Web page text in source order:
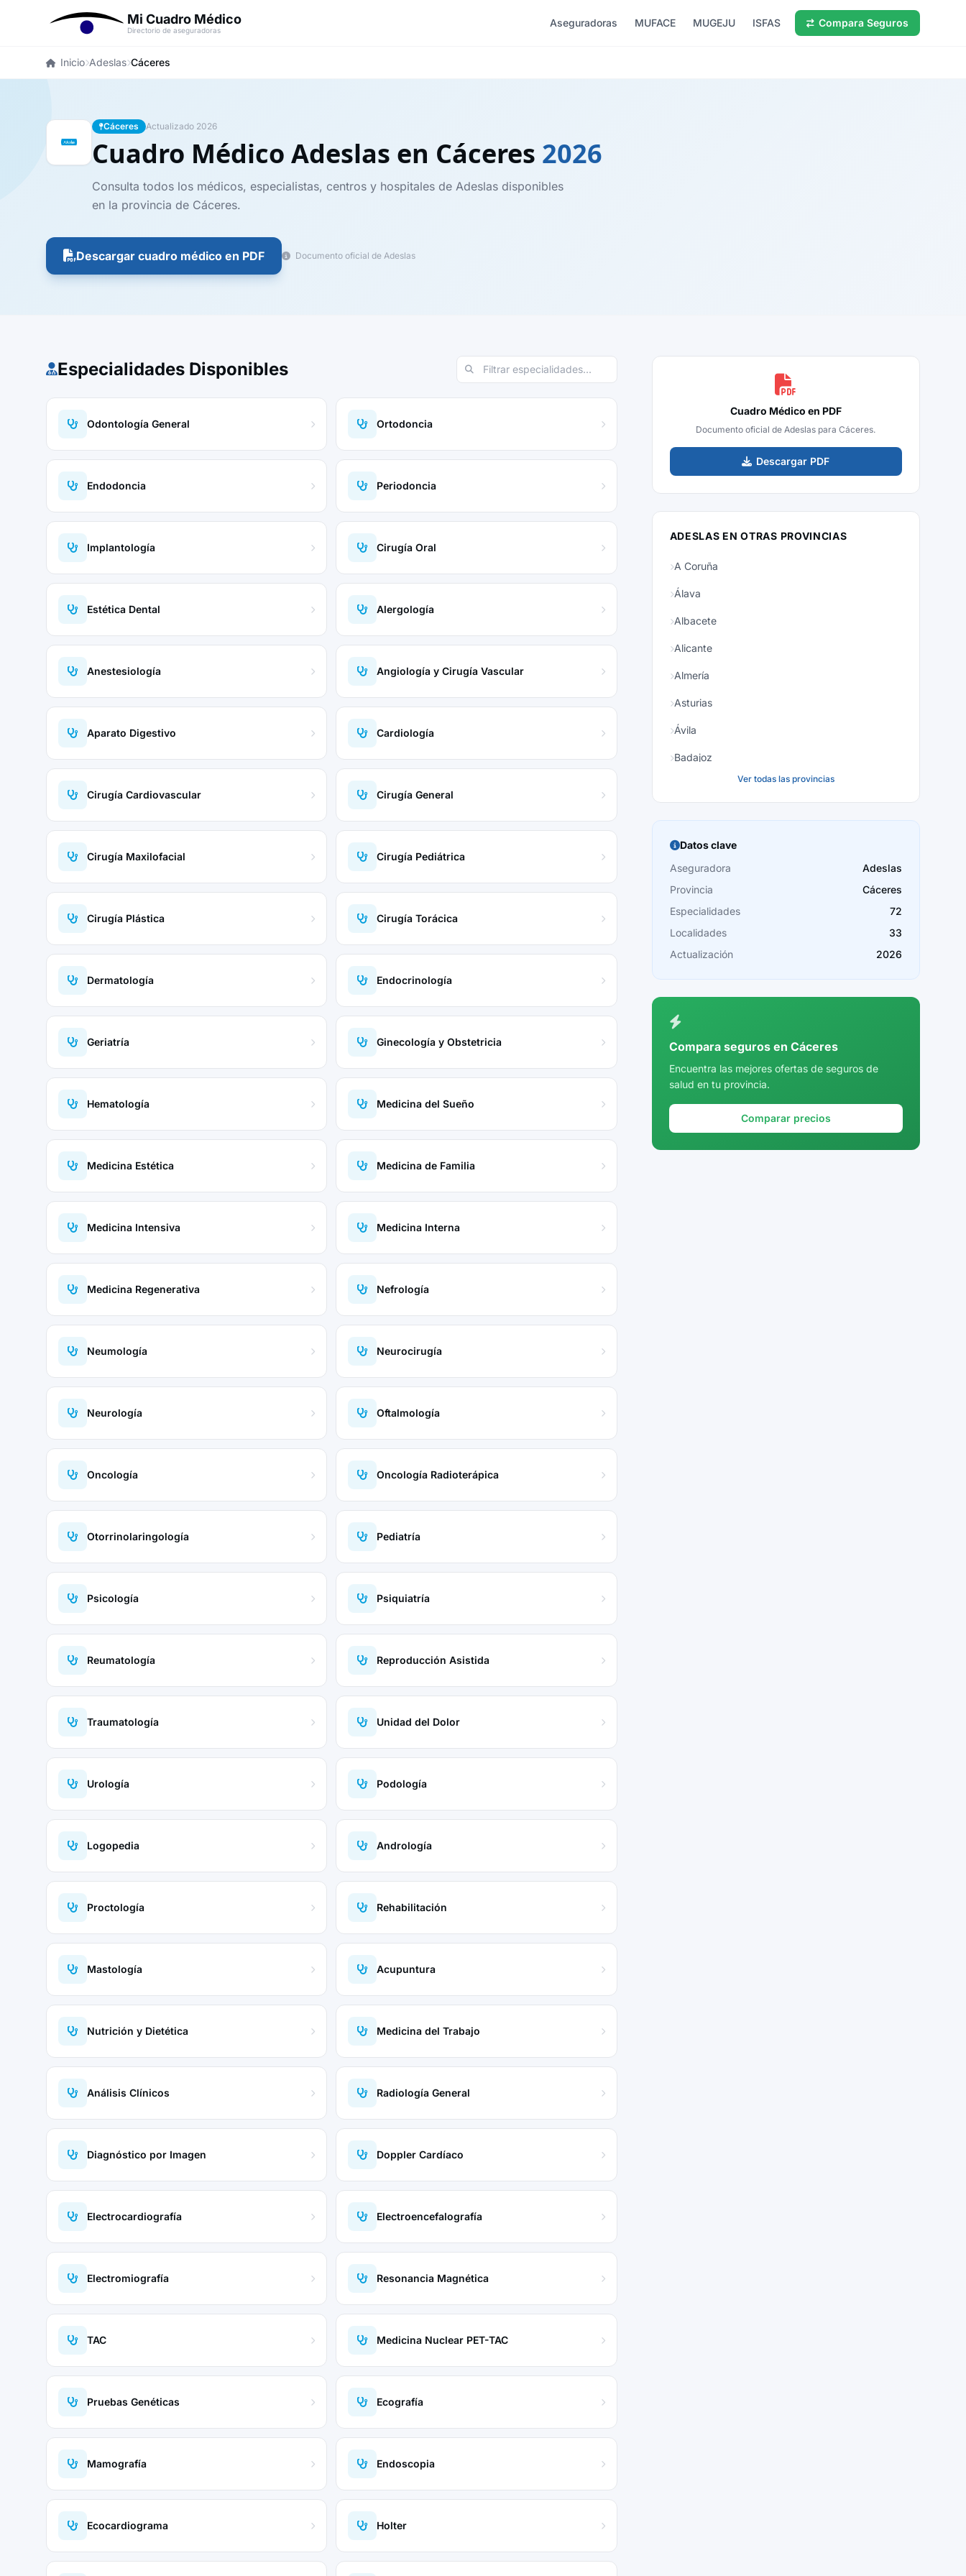
Mi Cuadro Médico
Directorio de aseguradoras
Aseguradoras MUFACE MUGEJU ISFAS Compara Seguros
Inicio Adeslas Cáceres
Cáceres Actualizado 2026
Cuadro Médico Adeslas en Cáceres 2026
Consulta todos los médicos, especialistas, centros y hospitales de Adeslas disponibles
en la provincia de Cáceres.
Descargar cuadro médico en PDF Documento oficial de Adeslas
Especialidades Disponibles
Odontología General Ortodoncia
Endodoncia Periodoncia
Implantología Cirugía Oral
Estética Dental Alergología
Anestesiología Angiología y Cirugía Vascular
Aparato Digestivo Cardiología
Cirugía Cardiovascular Cirugía General
Cirugía Maxilofacial Cirugía Pediátrica
Cirugía Plástica Cirugía Torácica
Dermatología Endocrinología
Geriatría Ginecología y Obstetricia
Hematología Medicina del Sueño
Medicina Estética Medicina de Familia
Medicina Intensiva Medicina Interna
Medicina Regenerativa Nefrología
Neumología Neurocirugía
Neurología Oftalmología
Oncología Oncología Radioterápica
Otorrinolaringología Pediatría
Psicología Psiquiatría
Reumatología Reproducción Asistida
Traumatología Unidad del Dolor
Urología Podología
Logopedia Andrología
Proctología Rehabilitación
Mastología Acupuntura
Nutrición y Dietética Medicina del Trabajo
Análisis Clínicos Radiología General
Diagnóstico por Imagen Doppler Cardíaco
Electrocardiografía Electroencefalografía
Electromiografía Resonancia Magnética
TAC Medicina Nuclear PET-TAC
Pruebas Genéticas Ecografía
Mamografía Endoscopia
Ecocardiograma Holter
Cuadro Médico en PDF
Documento oficial de Adeslas para Cáceres.
Descargar PDF
ADESLAS EN OTRAS PROVINCIAS
A Coruña
Álava
Albacete
Alicante
Almería
Asturias
Ávila
Badajoz
Burgos
Cáceres
Cádiz
Cantabria
Castellón
Córdoba
Cuenca
Girona
Ver todas las provincias
Datos clave
Aseguradora
Adeslas
Provincia
Cáceres
Especialidades
72
Localidades
33
Actualización
2026
Compara seguros en Cáceres
Encuentra las mejores ofertas de seguros de
salud en tu provincia.
Comparar precios